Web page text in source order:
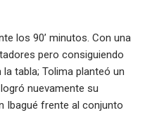
los 90’ minutos. Con una
pero consiguiendo
tabla; Tolima planteó un
nuevamente su
Ibagué frente al conjunto